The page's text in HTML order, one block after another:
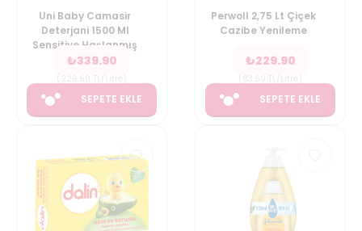
Uni Baby Camasir
Deterjani 1500 Ml
Sensitive Haşlanmış
D.
₺339.90
SEPETE EKLE
Perwoll 2,75 Lt Çiçek
Cazibe Yenileme
₺229.90
SEPETE EKLE